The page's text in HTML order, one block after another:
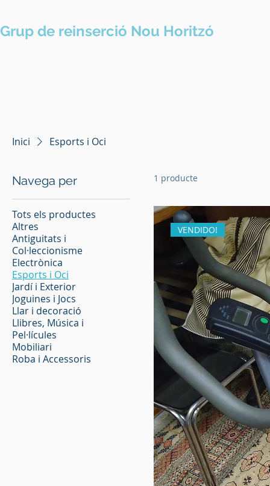
Grup de reinserció Nou Horitzó
Inici Esports i Oci
Navega per
Tots els productes
Altres
Antiguitats i
Col·leccionisme
Electrònica
Esports i Oci
Jardí i Exterior
Joguines i Jocs
Llar i decoració
Llibres, Música i
Pel·lícules
Mobiliari
Roba i Accessoris
1 producte
VENDIDO!